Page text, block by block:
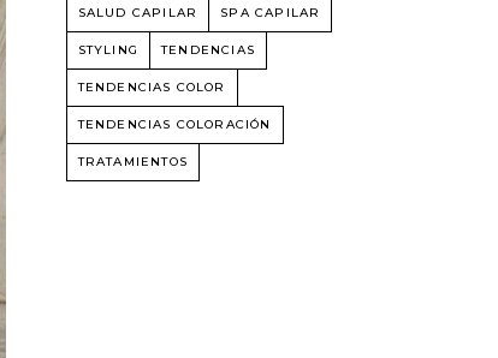
SALUD CAPILAR SPA CAPILAR
STYLING TENDENCIAS
TENDENCIAS COLOR
TENDENCIAS COLORACIÓN
TRATAMIENTOS